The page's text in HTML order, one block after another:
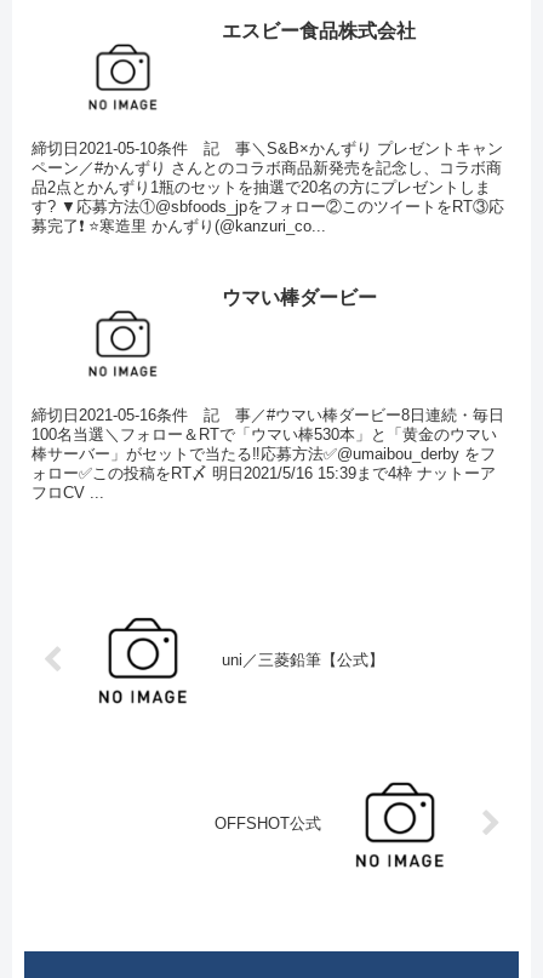
エスビー食品株式会社
締切日2021-05-10条件 記 事＼S&B×かんずり プレゼントキャン
ペーン／#かんずり さんとのコラボ商品新発売を記念し、コラボ商
品2点とかんずり1瓶のセットを抽選で20名の方にプレゼントしま
す? ▼応募方法①@sbfoods_jpをフォロー②このツイートをRT③応
募完了❗ ⭐寒造里 かんずり(@kanzuri_co...
ウマい棒ダービー
締切日2021-05-16条件 記 事／#ウマい棒ダービー8日連続・毎日
100名当選＼フォロー＆RTで「ウマい棒530本」と「黄金のウマい
棒サーバー」がセットで当たる‼️応募方法✅@umaibou_derby をフ
ォロー✅この投稿をRT〆 明日2021/5/16 15:39まで4枠 ナットーア
フロCV ...
uni／三菱鉛筆【公式】
OFFSHOT公式